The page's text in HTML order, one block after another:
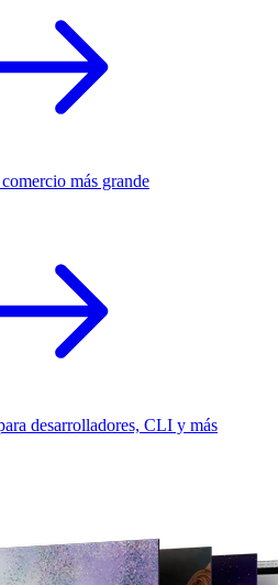
más grande
desarrolladores, CLI y más